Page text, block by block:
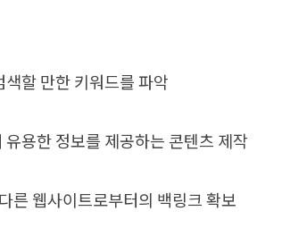
할 만한 키워드를 파악
유용한 정보를 제공하는 콘텐츠 제작
른 웹사이트로부터의 백링크 확보